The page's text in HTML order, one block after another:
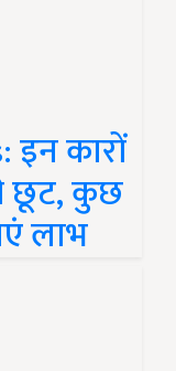
कारों
छूट, कुछ
लाभ